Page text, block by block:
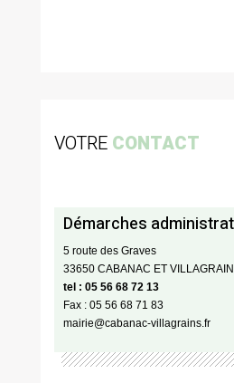
VOTRE CONTACT
Démarches
5 route des Graves
33650 CABANAC ET
tel : 05 56 68 72 13
Fax : 05 56 68 71 83
mairie@cabanac-villagrains.fr